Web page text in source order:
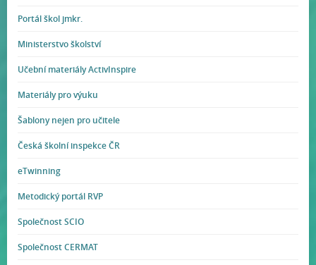
Portál škol jmkr.
Ministerstvo školství
Učební materiály ActivInspire
Materiály pro výuku
Šablony nejen pro učitele
Česká školní inspekce ČR
eTwinning
Metodický portál RVP
Společnost SCIO
Společnost CERMAT